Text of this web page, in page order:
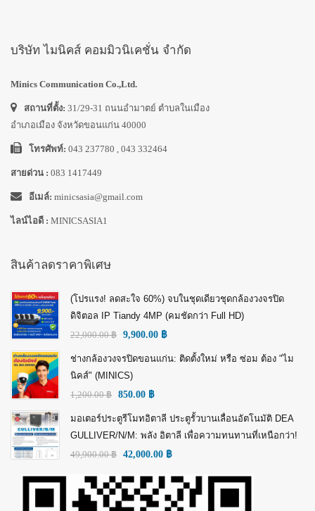
บริษัท ไมนิคส์ คอมมิวนิเคชั่น จำกัด
Minics Communication Co.,Ltd.
สถานที่ตั้ง: 31/29-31 ถนนอำมาตย์ ตำบลในเมือง
อำเภอเมือง จังหวัดขอนแก่น 40000
โทรศัพท์: 043 237780 , 043 332464
สายด่วน : 083 1417449
อีเมล์: minicsasia@gmail.com
ไลน์ไอดี : MINICSASIA1
สินค้าลดราคาพิเศษ
(โปรแรง! ลดสะใจ 60%) จบในชุดเดียวชุดกล้องวงจรปิด
ดิจิตอล IP Tiandy 4MP (คมชัดกว่า Full HD)
22,000.00฿ 9,900.00 ฿
ช่างกล้องวงจรปิดขอนแก่น: ติดตั้งใหม่ หรือ ซ่อม ต้อง "ไม
นิคส์" (MINICS)
1,200.00฿ 850.00 ฿
มอเตอร์ประตูรีโมทอิตาลี ประตูรั้วบานเลื่อนอัตโนมัติ DEA
GULLIVER/N/M: พลัง อิตาลี เพื่อความทนทานที่เหนือกว่า!
49,900.00฿ 42,000.00 ฿